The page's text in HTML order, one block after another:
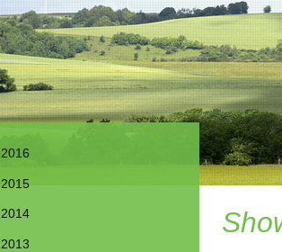
2016
2015
2014
2013